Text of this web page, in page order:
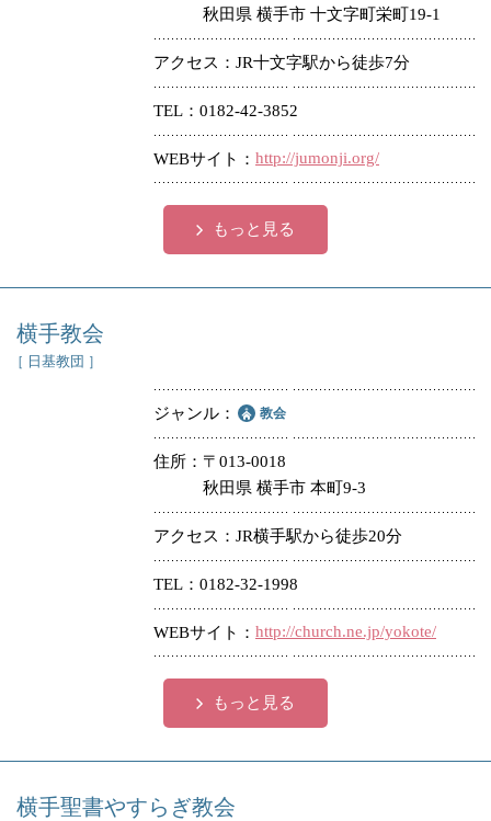
秋田県 横手市 十文字町栄町19-1
アクセス JR十文字駅から徒歩7分
TEL 0182-42-3852
WEBサイト http://jumonji.org/
もっと見る
横手教会
［ 日基教団 ］
ジャンル 教会
住所
〒013-0018
秋田県 横手市 本町9-3
アクセス JR横手駅から徒歩20分
TEL 0182-32-1998
WEBサイト http://church.ne.jp/yokote/
もっと見る
横手聖書やすらぎ教会